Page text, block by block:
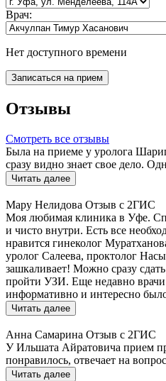
Врач:
Нет доступного времени
Записаться на прием
Отзывы
Смотреть все отзывы
Была на приеме у уролога
сразу видно знает свое дело.
Читать далее
Мару Нелидова Отзыв с 2ГИС
Моя любимая клиника в Уфе.
и чисто внутри. Есть все
нравится гинеколог
уролог Салеева, проктолог
зашкаливает! Можно сразу
пройти УЗИ. Еще недавно
информативно и интересно
Читать далее
Анна Самарина Отзыв с 2ГИС
У Ильшата Айратовича прием
понравилось, отвечает на
Читать далее